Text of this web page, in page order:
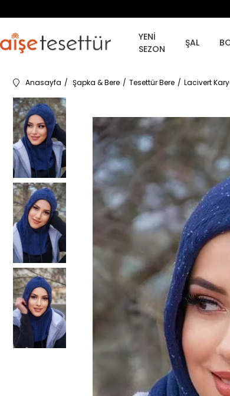
YENİ
SEZON
ŞAL
Anasayfa Şapka & Bere Tesettür Bere Lacivert